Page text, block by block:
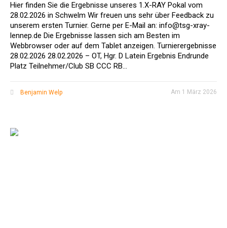
Hier finden Sie die Ergebnisse unseres 1.X-RAY Pokal vom
28.02.2026 in Schwelm Wir freuen uns sehr über Feedback zu
unserem ersten Turnier. Gerne per E-Mail an: info@tsg-xray-
lennep.de Die Ergebnisse lassen sich am Besten im
Webbrowser oder auf dem Tablet anzeigen. Turnierergebnisse
28.02.2026 28.02.2026 – OT, Hgr. D Latein Ergebnis Endrunde
Platz Teilnehmer/Club SB CCC RB...
Am 1 März 2026
Benjamin Welp